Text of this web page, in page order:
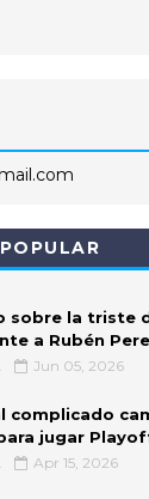
POPULAR
sobre la triste
a Rubén
Jun 05, 2026
complicado
jugar
Apr 15, 2026